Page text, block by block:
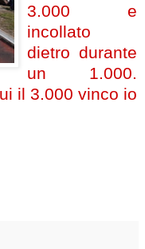
3.000 e
incollato
dietro durante
un 1.000.
il 3.000 vinco io